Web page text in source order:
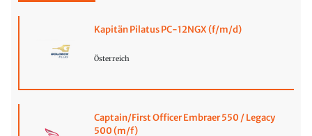
Kapitän Pilatus PC-12NGX (f/m/d)
Österreich
Captain/First Officer Embraer 550 / Legacy
500 (m/f)